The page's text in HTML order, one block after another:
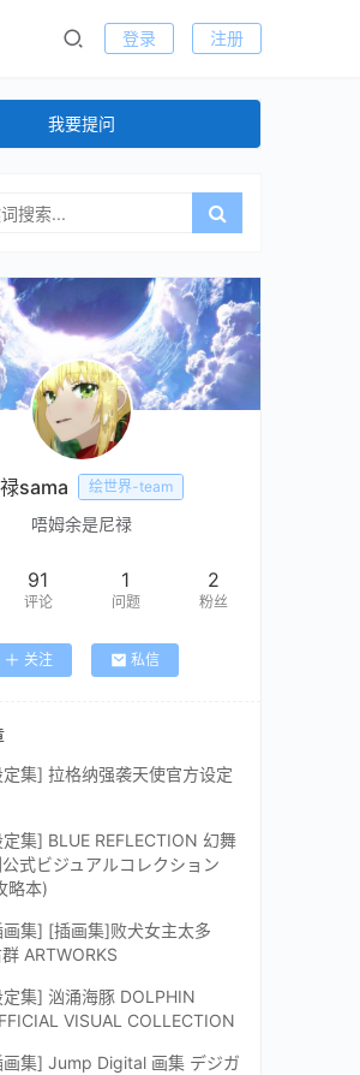
登录 注册
我要提问
sama 绘世界-team
唔姆余是尼禄
91
评论
1
问题
2
粉丝
关注 私信
集] 拉格纳强袭天使官方设定
集] BLUE REFLECTION 幻舞
式ビジュアルコレクション
略本)
集] [插画集]败犬女主太多
ARTWORKS
集] 汹涌海豚 DOLPHIN
VISUAL COLLECTION
集] Jump Digital 画集 デジガ